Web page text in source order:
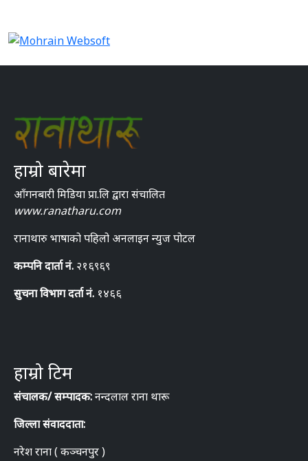
हाम्रो बारेमा
आँगनबारी मिडिया प्रा.लि द्वारा संचालित
www.ranatharu.com
रानाथारु भाषाको पहिलो अनलाइन न्युज पोटल
कम्पनि दार्ता नं. २१६९६९
सुचना विभाग दर्ता नं. १४६६
हाम्रो टिम
संचालक/ सम्पादक:नन्दलाल राना थारू
जिल्ला संवाददाता:
नरेश राना ( कञ्चनपुर )